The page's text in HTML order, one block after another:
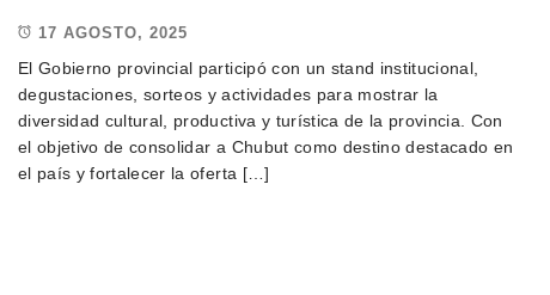
17 AGOSTO, 2025
El Gobierno provincial participó con un stand institucional,
degustaciones, sorteos y actividades para mostrar la
diversidad cultural, productiva y turística de la provincia. Con
el objetivo de consolidar a Chubut como destino destacado en
el país y fortalecer la oferta […]